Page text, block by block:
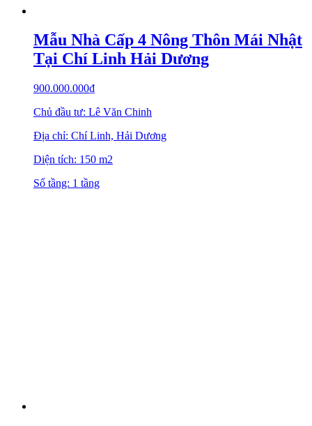
Mẫu Nhà Cấp 4 Nông Thôn Mái Nhật
Tại Chí Linh Hải Dương
900.000.000₫
Chủ đầu tư: Lê Văn Chinh
Địa chỉ: Chí Linh, Hải Dương
Diện tích: 150 m2
Số tầng: 1 tầng